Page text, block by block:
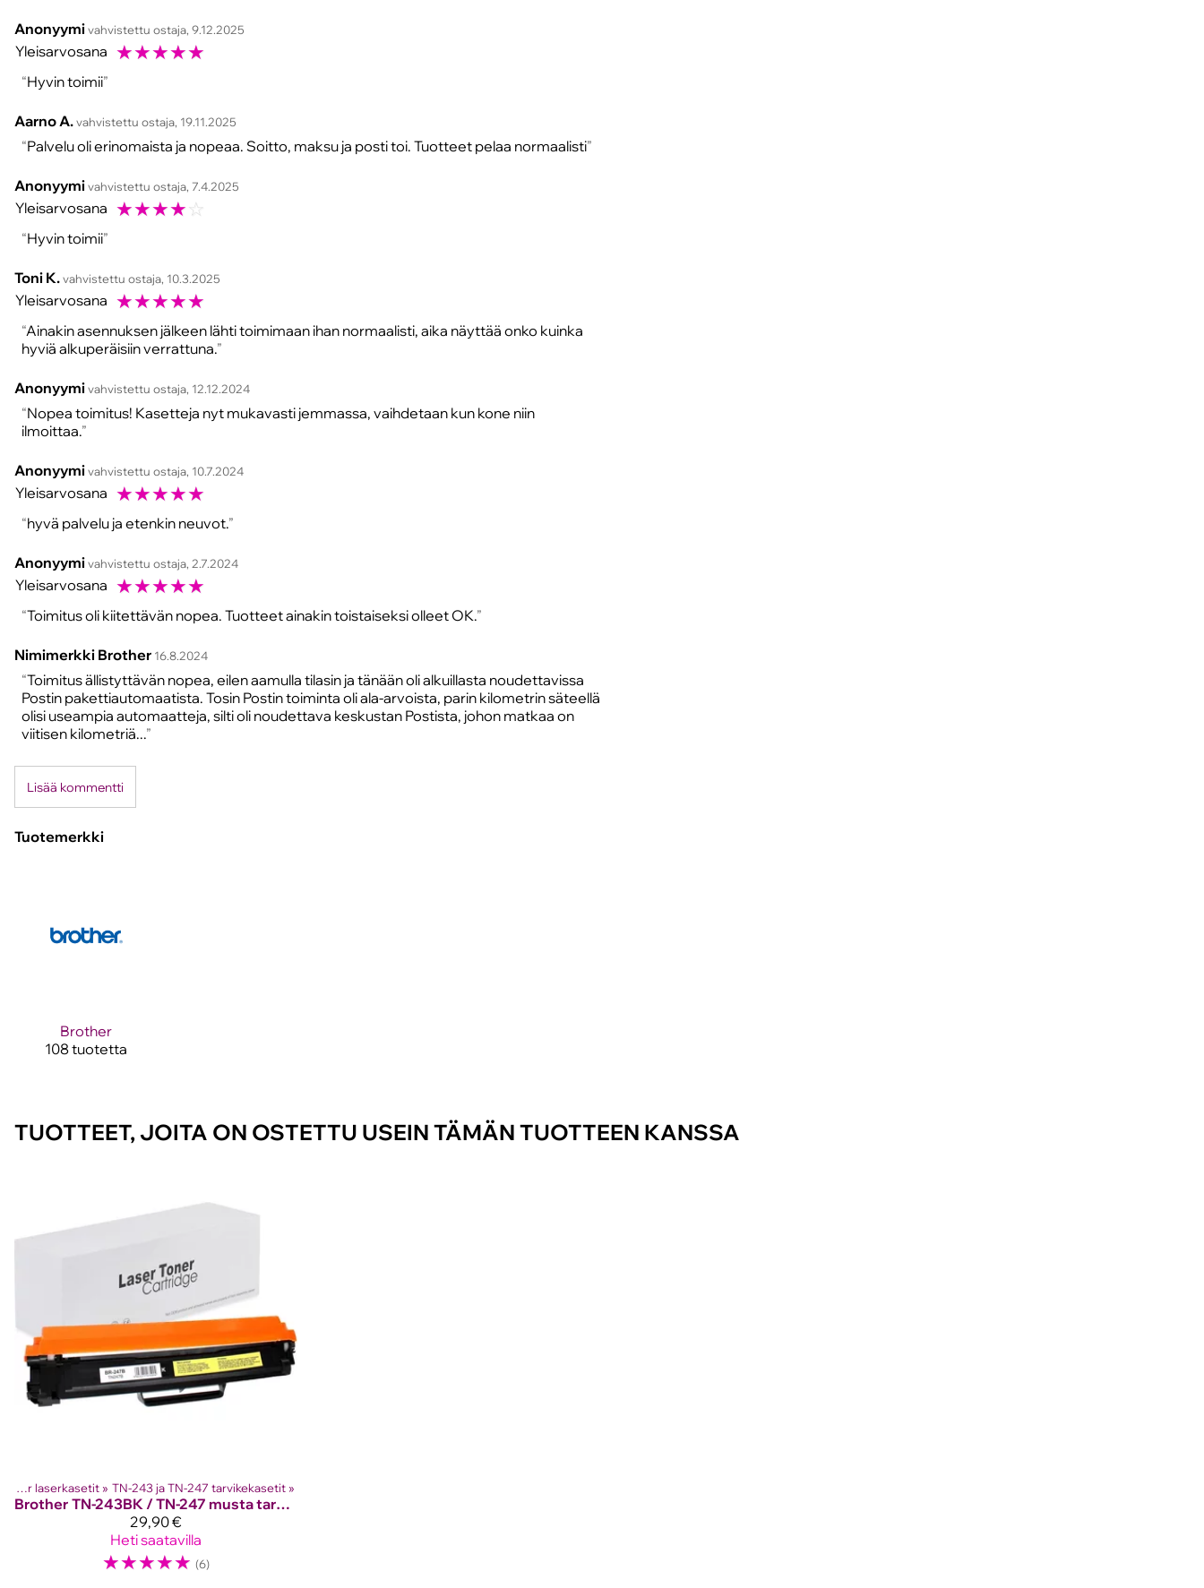
Anonyymivahvistettu ostaja, 9.12.2025
Yleisarvosana ☆☆☆☆☆
Hyvin toimii
Aarno A.vahvistettu ostaja, 19.11.2025
Palvelu oli erinomaista ja nopeaa. Soitto, maksu ja posti toi. Tuotteet pelaa normaalisti
Anonyymivahvistettu ostaja, 7.4.2025
Yleisarvosana ☆☆☆☆☆
Hyvin toimii
Toni K.vahvistettu ostaja, 10.3.2025
Yleisarvosana ☆☆☆☆☆
Ainakin asennuksen jälkeen lähti toimimaan ihan normaalisti, aika näyttää onko kuinka
hyviä alkuperäisiin verrattuna.
Anonyymivahvistettu ostaja, 12.12.2024
Nopea toimitus! Kasetteja nyt mukavasti jemmassa, vaihdetaan kun kone niin
ilmoittaa.
Anonyymivahvistettu ostaja, 10.7.2024
Yleisarvosana ☆☆☆☆☆
hyvä palvelu ja etenkin neuvot.
Anonyymivahvistettu ostaja, 2.7.2024
Yleisarvosana ☆☆☆☆☆
Toimitus oli kiitettävän nopea. Tuotteet ainakin toistaiseksi olleet OK.
Nimimerkki Brother 16.8.2024
Toimitus ällistyttävän nopea, eilen aamulla tilasin ja tänään oli alkuillasta noudettavissa
Postin pakettiautomaatista. Tosin Postin toiminta oli ala-arvoista, parin kilometrin säteellä
olisi useampia automaatteja, silti oli noudettava keskustan Postista, johon matkaa on
viitisen kilometriä...
Lisää kommentti
Tuotemerkki
Brother
108 tuotetta
TUOTTEET, JOITA ON OSTETTU USEIN TÄMÄN TUOTTEEN KANSSA
Brother laserkasetit ‪» TN-243 ja TN-247 tarvikekasetit ‪»
Brother
TN-243BK / TN-247 musta tarvikekasetti
29,90 €
Heti saatavilla
☆☆☆☆☆ (6)